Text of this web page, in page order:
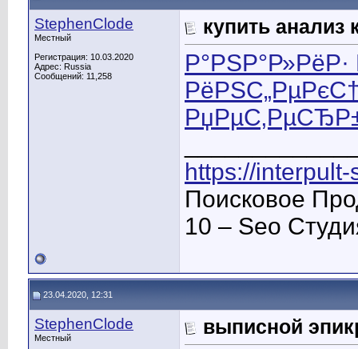
StephenClode
Местный
Регистрация: 10.03.2020
Адрес: Russia
Сообщений: 11,258
купить анализ
https://
Поисковое
10 – Seo
23.04.2020, 12:31
StephenClode
Местный
выписной